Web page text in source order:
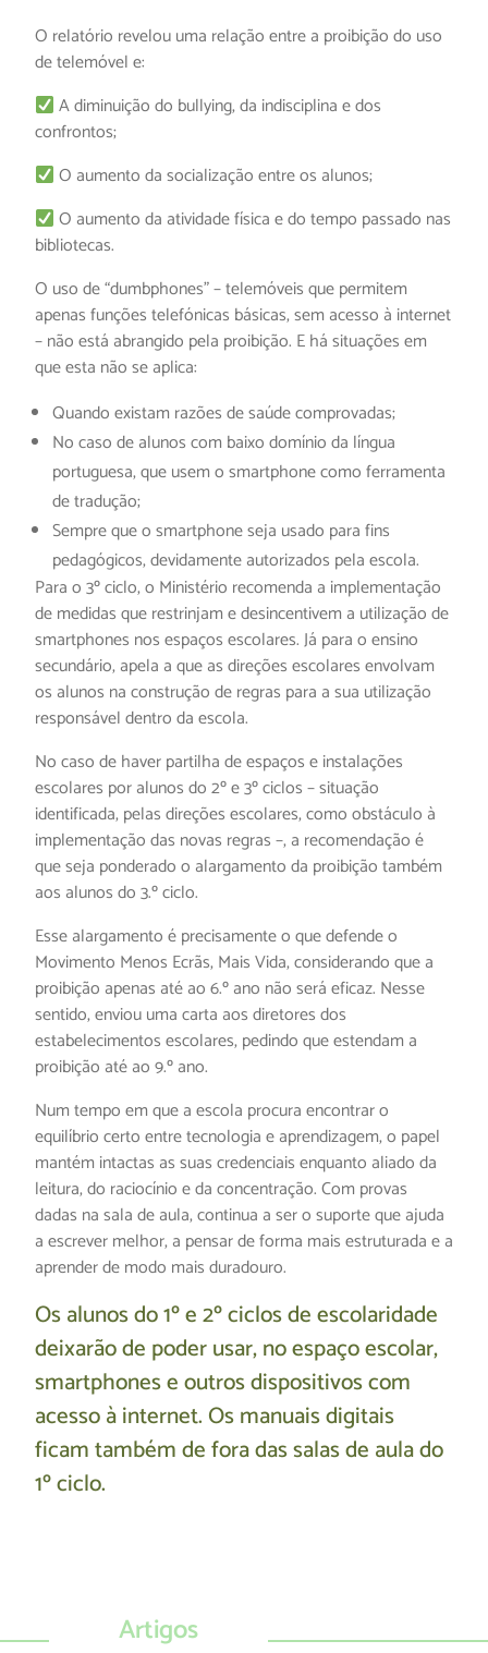
O relatório revelou uma relação entre a proibição do uso
de telemóvel e:
A diminuição do bullying, da indisciplina e dos
confrontos;
O aumento da socialização entre os alunos;
O aumento da atividade física e do tempo passado nas
bibliotecas.
O uso de “dumbphones” – telemóveis que permitem
apenas funções telefónicas básicas, sem acesso à internet
– não está abrangido pela proibição. E há situações em
que esta não se aplica:
Quando existam razões de saúde comprovadas;
No caso de alunos com baixo domínio da língua
portuguesa, que usem o smartphone como ferramenta
de tradução;
Sempre que o smartphone seja usado para fins
pedagógicos, devidamente autorizados pela escola.
Para o 3º ciclo, o Ministério recomenda a implementação
de medidas que restrinjam e desincentivem a utilização de
smartphones nos espaços escolares. Já para o ensino
secundário, apela a que as direções escolares envolvam
os alunos na construção de regras para a sua utilização
responsável dentro da escola.
No caso de haver partilha de espaços e instalações
escolares por alunos do 2º e 3º ciclos – situação
identificada, pelas direções escolares, como obstáculo à
implementação das novas regras –, a recomendação é
que seja ponderado o alargamento da proibição também
aos alunos do 3.º ciclo.
Esse alargamento é precisamente o que defende o
Movimento Menos Ecrãs, Mais Vida, considerando que a
proibição apenas até ao 6.º ano não será eficaz. Nesse
sentido, enviou uma carta aos diretores dos
estabelecimentos escolares, pedindo que estendam a
proibição até ao 9.º ano.
Num tempo em que a escola procura encontrar o
equilíbrio certo entre tecnologia e aprendizagem, o papel
mantém intactas as suas credenciais enquanto aliado da
leitura, do raciocínio e da concentração. Com provas
dadas na sala de aula, continua a ser o suporte que ajuda
a escrever melhor, a pensar de forma mais estruturada e a
aprender de modo mais duradouro.
Os alunos do 1º e 2º ciclos de escolaridade
deixarão de poder usar, no espaço escolar,
smartphones e outros dispositivos com
acesso à internet. Os manuais digitais
ficam também de fora das salas de aula do
1º ciclo.
Artigos